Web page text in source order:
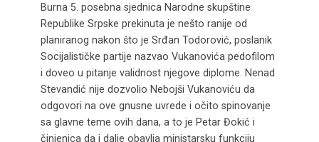
Burna 5. posebna sjednica Narodne skupštine
Republike Srpske prekinuta je nešto ranije od
planiranog nakon što je Srđan Todorović, poslanik
Socijalističke partije nazvao Vukanovića pedofilom
i doveo u pitanje validnost njegove diplome. Nenad
Stevandić nije dozvolio Nebojši Vukanoviću da
odgovori na ove gnusne uvrede i očito spinovanje
sa glavne teme ovih dana, a to je Petar Đokić i
činjenica da i dalje obavlja ministarsku funkciju